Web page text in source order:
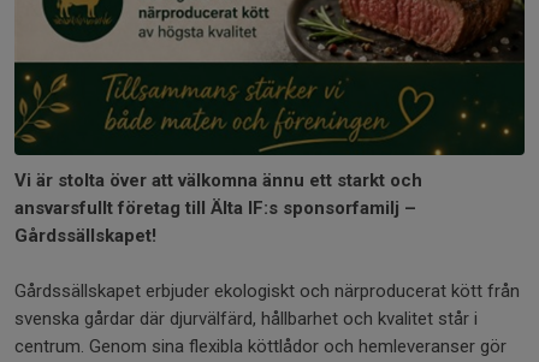
Vi är stolta över att välkomna ännu ett starkt och
ansvarsfullt företag till Älta IF:s sponsorfamilj –
Gårdssällskapet!
Gårdssällskapet erbjuder ekologiskt och närproducerat kött från
svenska gårdar där djurvälfärd, hållbarhet och kvalitet står i
centrum. Genom sina flexibla köttlådor och hemleveranser gör